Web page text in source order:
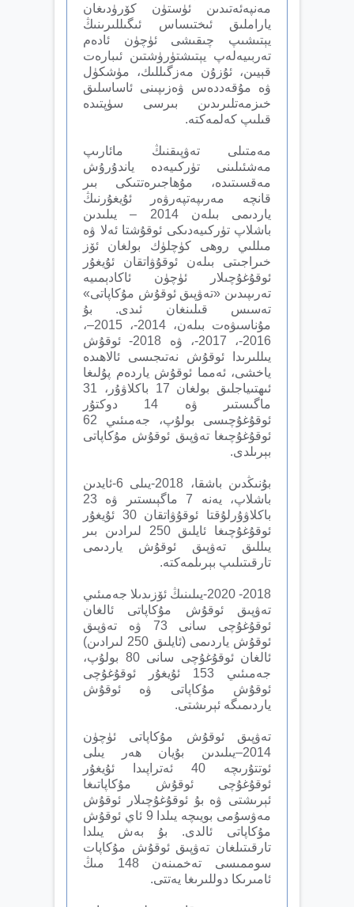
مەنپەئەتىدىن ئۈستۈن كۆرۈدىغان
ياراملىق ئىختىساس ئىگىللىرىنىڭ
يېتىشىپ چىقىشى ئۈچۈن ئادەم
تەربىيەلەپ يېتىشتۈرۈشتىن ئىبارەت
قېيىن، ئۇزۇن مەزگىللىك، مۈشكۈل
ۋە مۇقەددەس ۋەزىپىنى ئاساسلىق
خىزمەتلىرىدىن بىرسى سۈپتىدە
قىلىپ كەلمەكتە.
مەمتىلى تەۋپىقنىڭ مائارىپ
مەشئىلىنى تۈركىيەدە ياندۇرۇش
مەقسىتىدە، مۇھاجىرەتتىكى بىر
قانچە مەرىپەتپەرۋەر ئۇيغۇرنىڭ
ياردىمى بىلەن 2014 – يىلىدىن
باشلاپ تۈركىيەدىكى ئوقۇشتا ئەلا ۋە
مىللىي روھى كۈچلۈك بولغان ئۆز
خىراجىتى بىلەن ئوقۇۋاتقان ئۇيغۇر
ئوقۇغۇچىلار ئۈچۈن ئاكادېمىيە
تەرىپىدىن «تەۋپىق ئوقۇش مۇكاپاتى»
تەسىس قىلىنغان ئىدى. بۇ
مۇناسىۋەت بىلەن، 2014-، 2015–،
2016-، 2017-، ۋە 2018- ئوقۇش
يىللىرىدا ئوقۇش نەتىجىسى ئالاھىدە
ياخشى، ئەمما ئوقۇش ياردەم پۇلىغا
ئىھتىياجلىق بولغان 17 باكلاۋۇر، 31
ماگىستىر ۋە 14 دوكتۇر
ئوقۇغۇچىسى بولۇپ، جەمىئىي 62
ئوقۇغۇچىغا تەۋپىق ئوقۇش مۇكاپاتى
بېرىلدى.
بۇنىڭدىن باشقا، 2018-يىلى 6-ئايدىن
باشلاپ، يەنە 7 ماگېىستىر ۋە 23
باكلاۋۇرلۇقتا ئوقۇۋاتقان 30 ئۇيغۇر
ئوقۇغۇچىغا ئايلىق 250 لىرادىن بىر
يىللىق تەۋپىق ئوقۇش ياردىمى
تارقىتىلىپ بېرىلمەكتە.
2018- 2020-يىلىنىڭ ئۆزىدىلا جەمىئىي
تەۋپىق ئوقۇش مۇكاپاتى ئالغان
ئوقۇغۇچى سانى 73 ۋە تەۋپىق
ئوقۇش ياردىمى (ئايلىق 250 لىرادىن)
ئالغان ئوقۇغۇچى سانى 80 بولۇپ،
جەمىئىي 153 ئۇيغۇر ئوقۇغۇچى
ئوقۇش مۇكاپاتى ۋە ئوقۇش
ياردىمىگە ئېرىشتى.
تەۋپىق ئوقۇش مۇكاپاتى ئۈچۈن
2014–يىلىدىن بۇيان ھەر يىلى
ئوتتۇرىچە 40 ئەتراپىدا ئۇيغۇر
ئوقۇغۇچى ئوقۇش مۇكاپاتىغا
ئېرىشتى ۋە بۇ ئوقۇغۇچىلار ئوقۇش
مەۋسۇمى بويىچە يىلدا 9 ئاي ئوقۇش
مۇكاپاتى ئالدى. بۇ بەش يىلدا
تارقىتىلغان تەۋپىق ئوقۇش مۇكاپات
سوممىسى تەخمىنەن 148 مىڭ
ئامىرىكا دوللىرىغا يەتتى.